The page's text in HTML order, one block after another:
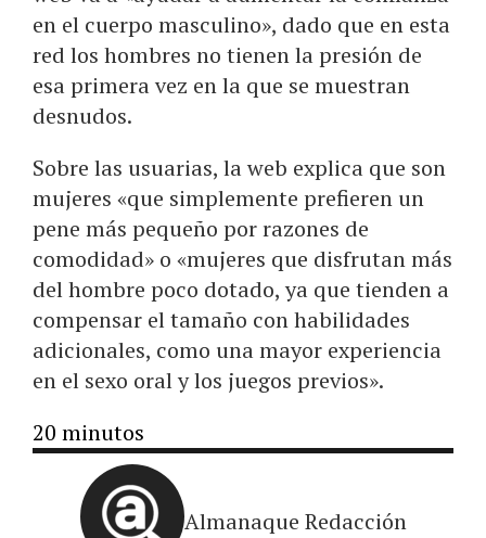
en el cuerpo masculino», dado que en esta
red los hombres no tienen la presión de
esa primera vez en la que se muestran
desnudos.
Sobre las usuarias, la web explica que son
mujeres «que simplemente prefieren un
pene más pequeño por razones de
comodidad» o «mujeres que disfrutan más
del hombre poco dotado, ya que tienden a
compensar el tamaño con habilidades
adicionales, como una mayor experiencia
en el sexo oral y los juegos previos».
20 minutos
Almanaque Redacción